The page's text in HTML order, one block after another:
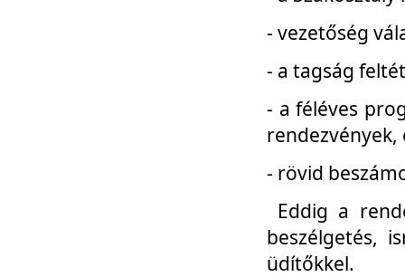
- vezetőség
- a tagság
- a féléves
- rövid
Eddig a
beszélgetés,
üdítőkkel.